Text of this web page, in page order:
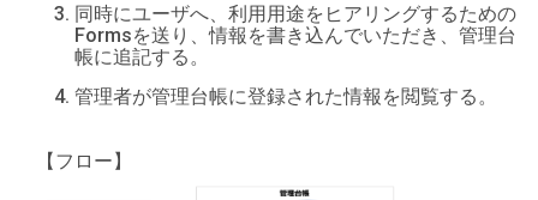
同時にユーザへ、利用用途をヒアリングするための
Formsを送り、情報を書き込んでいただき、管理台
帳に追記する。
管理者が管理台帳に登録された情報を閲覧する。
【フロー】